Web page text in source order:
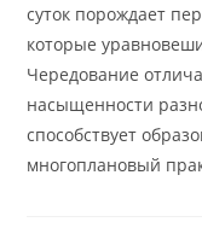
суток порождает
которые
Чередование
насыщенности
способствует
многоплановый